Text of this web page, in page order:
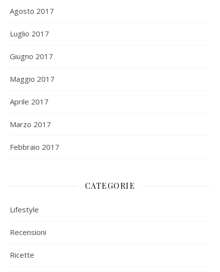
Agosto 2017
Luglio 2017
Giugno 2017
Maggio 2017
Aprile 2017
Marzo 2017
Febbraio 2017
CATEGORIE
Lifestyle
Recensioni
Ricette